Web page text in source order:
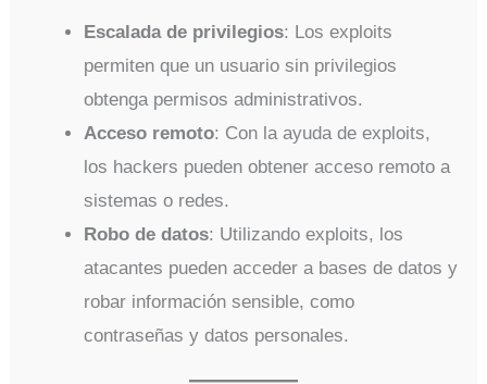
Escalada de privilegios: Los exploits
permiten que un usuario sin privilegios
obtenga permisos administrativos.
Acceso remoto: Con la ayuda de exploits,
los hackers pueden obtener acceso remoto a
sistemas o redes.
Robo de datos: Utilizando exploits, los
atacantes pueden acceder a bases de datos y
robar información sensible, como
contraseñas y datos personales.